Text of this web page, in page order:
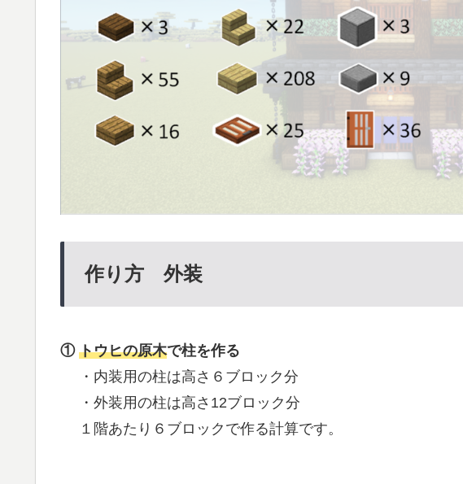
作り方 外装
① トウヒの原木で柱を作る
・内装用の柱は高さ６ブロック分
・外装用の柱は高さ12ブロック分
１階あたり６ブロックで作る計算です。